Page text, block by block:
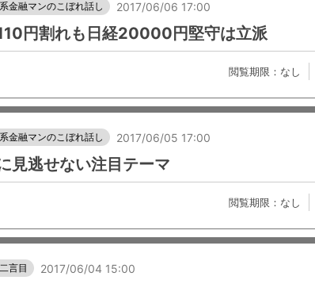
金融マンのこぼれ話し 2017/06/06 17:00
円割れも日経20000円堅守は立派
閲覧期限：なし
金融マンのこぼれ話し 2017/06/05 17:00
見逃せない注目テーマ
閲覧期限：なし
言目 2017/06/04 15:00